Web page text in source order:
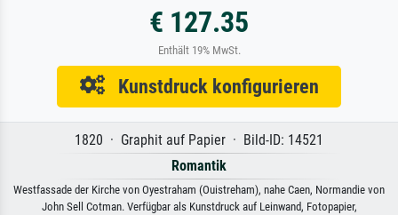
€ 127.35
Enthält 19% MwSt.
Kunstdruck konfigurieren
1820 · Graphit auf Papier · Bild-ID: 14521
Romantik
Westfassade der Kirche von Oyestraham (Ouistreham), nahe Caen, Normandie von
John Sell Cotman. Verfügbar als Kunstdruck auf Leinwand, Fotopapier,